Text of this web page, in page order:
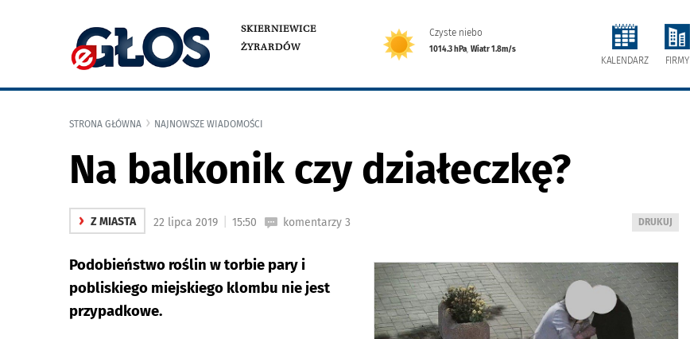
SKIERNIEWICE
ŻYRARDÓW
Czyste niebo
1014.3 hPa,Wiatr 1.8m/s
KALENDARZ FIRMY
STRONA GŁÓWNA NAJNOWSZE WIADOMOŚCI
Na balkonik czy działeczkę?
› Z MIASTA
WYDRUKUJ
DRUKUJ
22 lipca 2019 15:50 komentarzy 3
Podobieństwo roślin w torbie pary i
pobliskiego miejskiego klombu nie jest
przypadkowe.